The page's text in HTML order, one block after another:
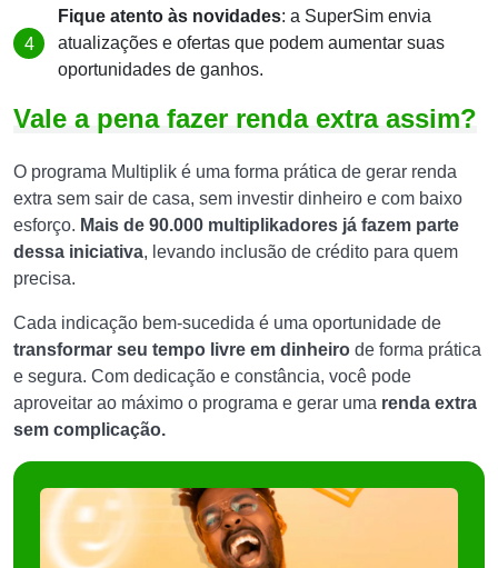
Fique atento às novidades: a SuperSim envia
atualizações e ofertas que podem aumentar suas
oportunidades de ganhos.
Vale a pena fazer renda extra assim?
O programa Multiplik é uma forma prática de gerar renda
extra sem sair de casa, sem investir dinheiro e com baixo
esforço. Mais de 90.000 multiplikadores já fazem parte
dessa iniciativa, levando inclusão de crédito para quem
precisa.
Cada indicação bem-sucedida é uma oportunidade de
transformar seu tempo livre em dinheiro de forma prática
e segura. Com dedicação e constância, você pode
aproveitar ao máximo o programa e gerar uma renda extra
sem complicação.